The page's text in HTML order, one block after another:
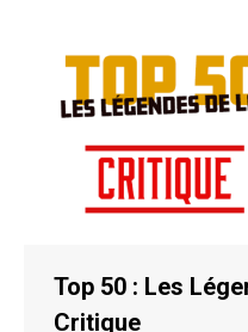
Top 50 : Les
Critique